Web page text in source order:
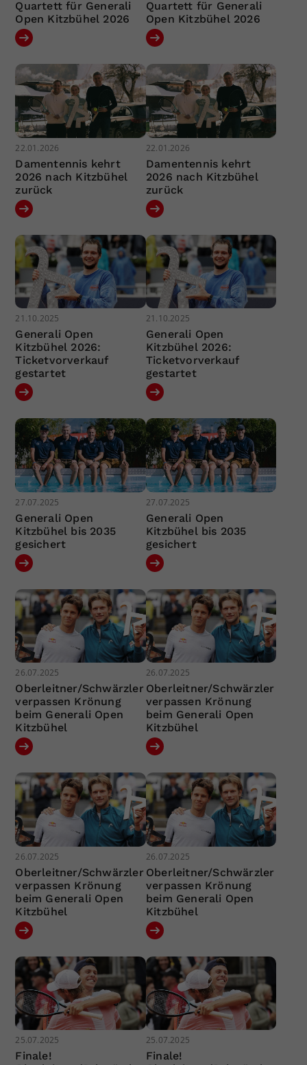
Quartett für Generali
Open Kitzbühel 2026
Quartett für Generali
Open Kitzbühel 2026
22.01.2026
Damentennis kehrt
2026 nach Kitzbühel
zurück
22.01.2026
Damentennis kehrt
2026 nach Kitzbühel
zurück
21.10.2025
Generali Open
Kitzbühel 2026:
Ticketvorverkauf
gestartet
21.10.2025
Generali Open
Kitzbühel 2026:
Ticketvorverkauf
gestartet
27.07.2025
Generali Open
Kitzbühel bis 2035
gesichert
27.07.2025
Generali Open
Kitzbühel bis 2035
gesichert
26.07.2025
Oberleitner/Schwärzler
verpassen Krönung
beim Generali Open
Kitzbühel
26.07.2025
Oberleitner/Schwärzler
verpassen Krönung
beim Generali Open
Kitzbühel
26.07.2025
Oberleitner/Schwärzler
verpassen Krönung
beim Generali Open
Kitzbühel
26.07.2025
Oberleitner/Schwärzler
verpassen Krönung
beim Generali Open
Kitzbühel
25.07.2025
Finale!
25.07.2025
Finale!